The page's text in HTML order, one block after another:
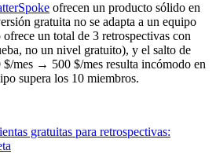
ofrecen un producto sólido en
gratuita no se adapta a un equipo
un total de 3 retrospectivas con
no un nivel gratuito), y el salto de
mes → 500 $/mes resulta incómodo en
supera los 10 miembros.
gratuitas para retrospectivas: